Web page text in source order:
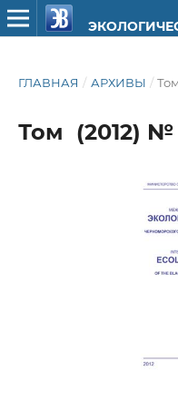
ГЛАВНАЯ / АРХИВЫ /
Том (2012) №